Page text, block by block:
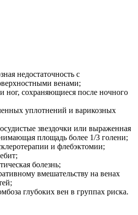
недостаточность с
венами;
ног, сохраняющиеся после ночного
уплотнений и варикозных
звездочки или выраженная
площадь более 1/3 голени;
и флебэктомии;
болезнь;
вмешательству на венах
глубоких вен в группах риска.